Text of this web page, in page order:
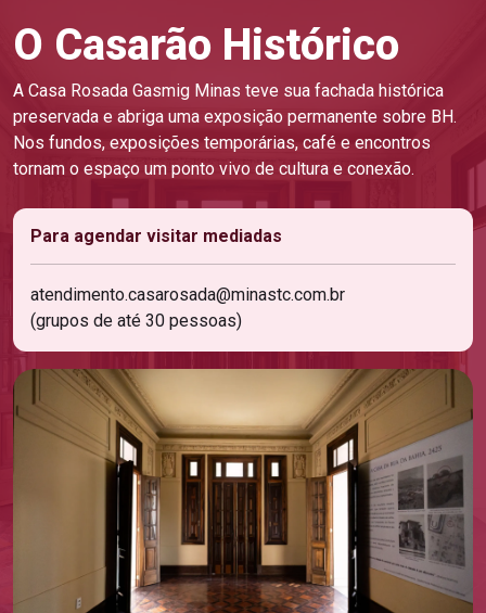
O Casarão Histórico
A Casa Rosada Gasmig Minas teve sua fachada histórica
preservada e abriga uma exposição permanente sobre BH.
Nos fundos, exposições temporárias, café e encontros
tornam o espaço um ponto vivo de cultura e conexão.
Para agendar visitar mediadas
atendimento.casarosada@minastc.com.br
(grupos de até 30 pessoas)